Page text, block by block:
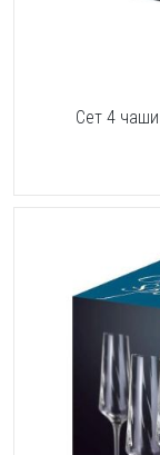
Сет 4 чаши